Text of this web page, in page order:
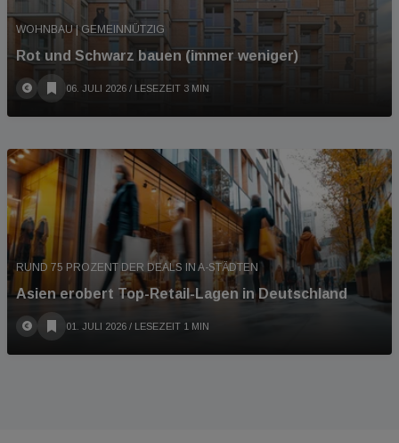
WOHNBAU | GEMEINNÜTZIG
Rot und Schwarz bauen (immer weniger)
06. JULI 2026 / LESEZEIT 3 MIN
RUND 75 PROZENT DER DEALS IN A-STÄDTEN
Asien erobert Top-Retail-Lagen in Deutschland
01. JULI 2026 / LESEZEIT 1 MIN